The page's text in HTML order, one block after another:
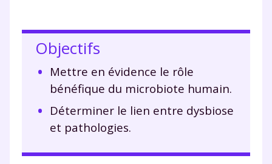
Objectifs
Mettre en évidence le rôle
bénéfique du microbiote humain.
Déterminer le lien entre dysbiose
et pathologies.